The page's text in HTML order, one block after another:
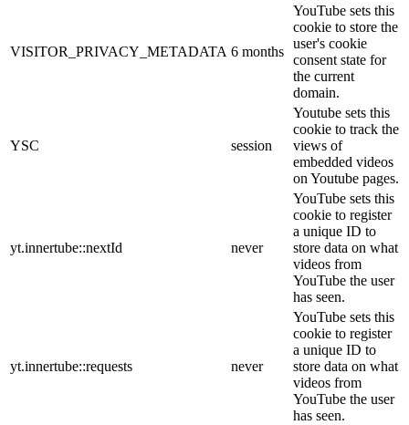
VISITOR_PRIVACY_METADATA 6 months
YouTube sets this
cookie to store the
user's cookie
consent state for
the current
domain.
YSC session
Youtube sets this
cookie to track the
views of
embedded videos
on Youtube pages.
yt.innertube::nextId never
YouTube sets this
cookie to register
a unique ID to
store data on what
videos from
YouTube the user
has seen.
yt.innertube::requests never
YouTube sets this
cookie to register
a unique ID to
store data on what
videos from
YouTube the user
has seen.